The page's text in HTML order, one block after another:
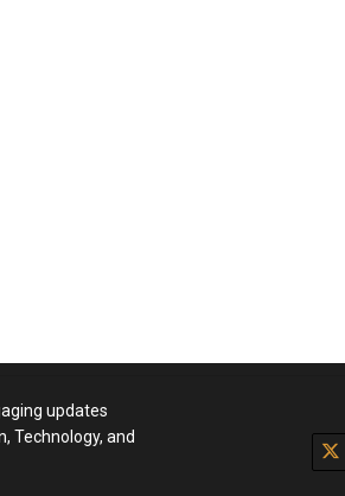
updates
Technology, and